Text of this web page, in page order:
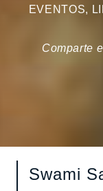
EVENTOS,
Comparte
Swami